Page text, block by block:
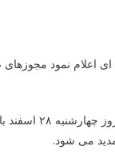
اعلام نمود مجوزهای
به گزارش پیلانو به نقل از مهر، مرکز